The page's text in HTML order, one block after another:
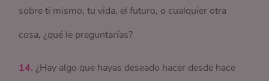
sobre ti mismo, tu vida, el futuro, o cualquier otra
cosa, ¿qué le preguntarías?
14. ¿Hay algo que hayas deseado hacer desde hace